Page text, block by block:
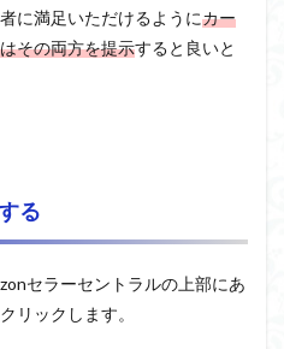
に満足いただけるようにカー
その両方を提示すると良いと
る
セラーセントラルの上部にあ
リックします。